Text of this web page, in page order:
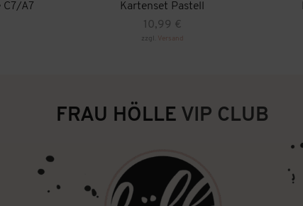
C7/A7
Kartenset Pastell
10,99 €
zzgl. Versand
FRAU HÖLLE VIP CLUB